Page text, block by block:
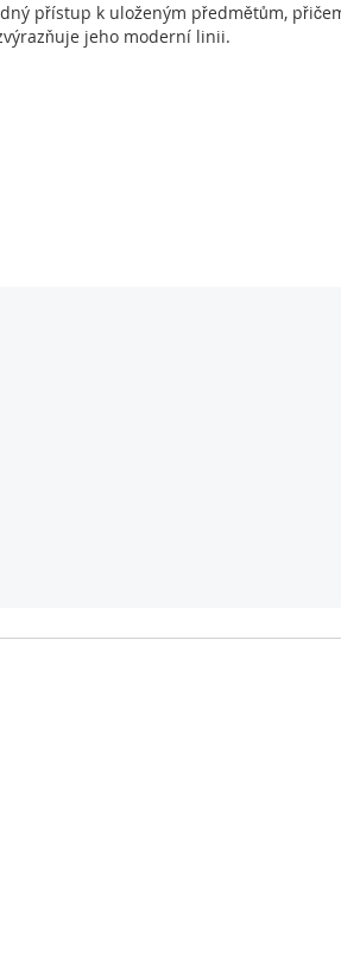
přístup k uloženým předmětům,
jeho moderní linii.
moderního designu a vysoce